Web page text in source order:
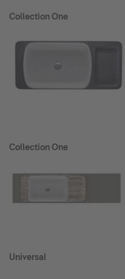
Collection One
Collection One
Universal